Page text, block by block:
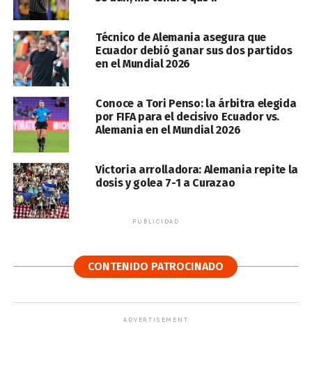
Técnico de Alemania asegura que
Ecuador debió ganar sus dos partidos
en el Mundial 2026
Conoce a Tori Penso: la árbitra elegida
por FIFA para el decisivo Ecuador vs.
Alemania en el Mundial 2026
Victoria arrolladora: Alemania repite la
dosis y golea 7-1 a Curazao
PUBLICIDAD
CONTENIDO PATROCINADO
ADVERTISEMENT